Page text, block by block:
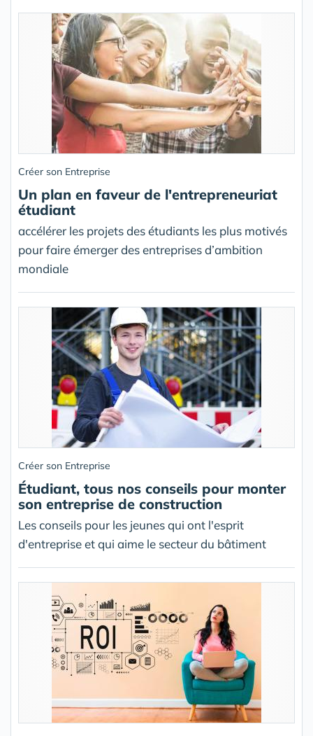
Créer son Entreprise
Un plan en faveur de l'entrepreneuriat
étudiant
accélérer les projets des étudiants les plus motivés
pour faire émerger des entreprises d’ambition
mondiale
Créer son Entreprise
Étudiant, tous nos conseils pour monter
son entreprise de construction
Les conseils pour les jeunes qui ont l'esprit
d'entreprise et qui aime le secteur du bâtiment